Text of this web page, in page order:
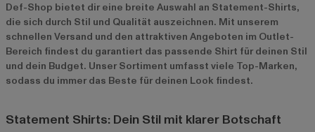
Def-Shop bietet dir eine breite Auswahl an Statement-Shirts,
die sich durch Stil und Qualität auszeichnen. Mit unserem
schnellen Versand und den attraktiven Angeboten im Outlet-
Bereich findest du garantiert das passende Shirt für deinen Stil
und dein Budget. Unser Sortiment umfasst viele Top-Marken,
sodass du immer das Beste für deinen Look findest.
Statement Shirts: Dein Stil mit klarer Botschaft